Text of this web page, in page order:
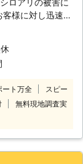
様に対し迅速な
ております。
たら3万匹はい
もしも家の中や
見かけた際は被
さらに被害が拡
番では全国数
ていますので、
から、これまでに
ート万全
スピー
無料現地調査実